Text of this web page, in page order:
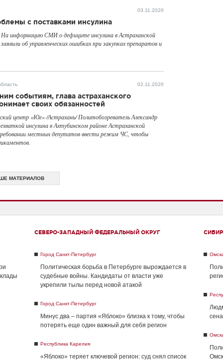
03.11.2020
с поставками инсулина
информацию СМИ о дефиците инсулина в Астраханской
об управленческих ошибках при закупках препаратов и
02.11.2020
событиям, глава астраханского
своих обязанностей
центр «Юг» /Астрахань/ Политобозреватель Александр
инсулина в Ахтубинском районе Астраханской
местных депутатов ввести режим ЧС, чтобы
МАТЕРИАЛОВ
СЕВЕРО-ЗАПАДНЫЙ ФЕДЕРАЛЬНЫЙ ОКРУГ
Город Санкт-Петербург
Политическая борьба в Петербурге вырождается в
судебные войны. Кандидаты от власти уже
укрепили тылы перед новой атакой
Город Санкт-Петербург
Минус два – партия «Яблоко» близка к тому, чтобы
потерять еще один важный для себя регион
Республика Карелия
«Яблоко» теряет ключевой регион: суд снял список